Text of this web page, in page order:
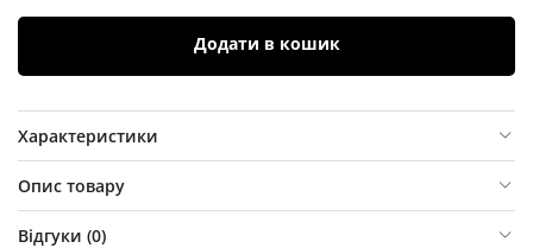
Додати в кошик
Характеристики
Опис товару
Відгуки (0)